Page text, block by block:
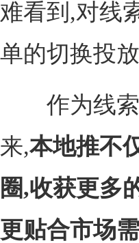
难看到,对线
单的切换投放
作为线索
来,本地推不
圈,收获更多
更贴合市场